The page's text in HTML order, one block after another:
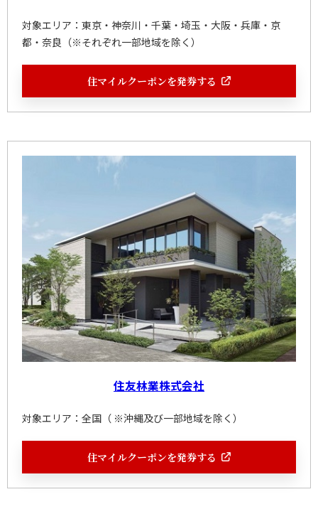
対象エリア：東京・神奈川・千葉・埼玉・大阪・兵庫・京
都・奈良（※それぞれ一部地域を除く）
住マイルクーポンを発券する
住友林業株式会社
対象エリア：全国（ ※沖縄及び一部地域を除く）
住マイルクーポンを発券する